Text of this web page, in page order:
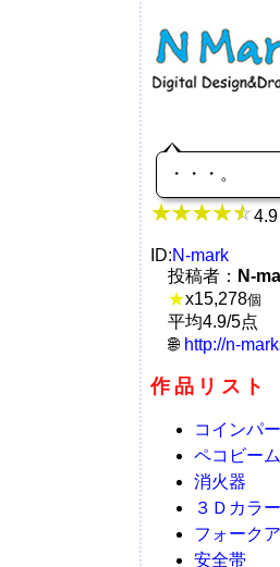
・・・。
4.9
ID:N-mark
投稿者： N-
★x15,278個
平均4.9/5点
http://n-
作品リスト
コインパ
ペコビーム
消火器
３Ｄカラ
フォーク
安全帯